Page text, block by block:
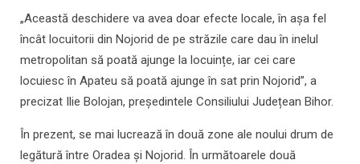
„Această deschidere va avea doar efecte locale, în așa fel
încât locuitorii din Nojorid de pe străzile care dau în inelul
metropolitan să poată ajunge la locuințe, iar cei care
locuiesc în Apateu să poată ajunge în sat prin Nojorid”, a
precizat Ilie Bolojan, președintele Consiliului Județean Bihor.
În prezent, se mai lucrează în două zone ale noului drum de
legătură între Oradea și Nojorid. În următoarele două